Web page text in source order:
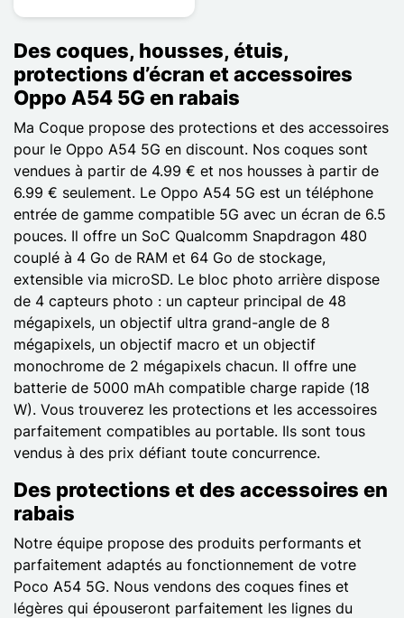
Des coques, housses, étuis,
protections d’écran et accessoires
Oppo A54 5G en rabais
Ma Coque propose des protections et des accessoires
pour le Oppo A54 5G en discount. Nos coques sont
vendues à partir de 4.99 € et nos housses à partir de
6.99 € seulement. Le Oppo A54 5G est un téléphone
entrée de gamme compatible 5G avec un écran de 6.5
pouces. Il offre un SoC Qualcomm Snapdragon 480
couplé à 4 Go de RAM et 64 Go de stockage,
extensible via microSD. Le bloc photo arrière dispose
de 4 capteurs photo : un capteur principal de 48
mégapixels, un objectif ultra grand-angle de 8
mégapixels, un objectif macro et un objectif
monochrome de 2 mégapixels chacun. Il offre une
batterie de 5000 mAh compatible charge rapide (18
W). Vous trouverez les protections et les accessoires
parfaitement compatibles au portable. Ils sont tous
vendus à des prix défiant toute concurrence.
Des protections et des accessoires en
rabais
Notre équipe propose des produits performants et
parfaitement adaptés au fonctionnement de votre
Poco A54 5G. Nous vendons des coques fines et
légères qui épouseront parfaitement les lignes du